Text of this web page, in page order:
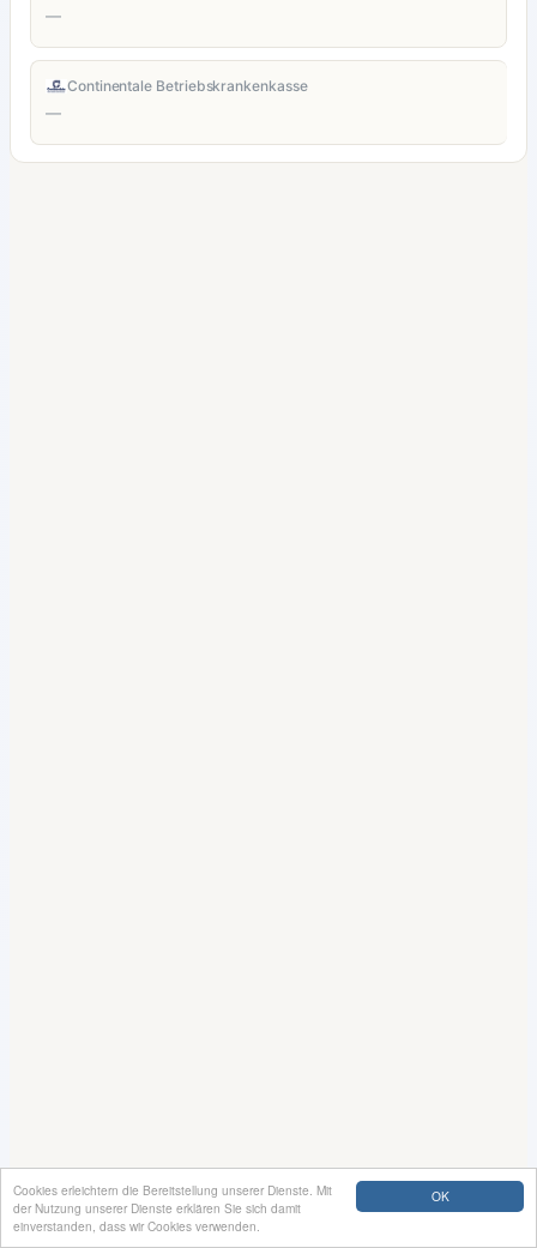
OK
Cookies erleichtern die Bereitstellung unserer Dienste. Mit
der Nutzung unserer Dienste erklären Sie sich damit
einverstanden, dass wir Cookies verwenden.
—
Continentale Betriebskrankenkasse
—